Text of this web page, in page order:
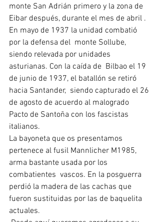
monte San Adrián primero y la zona de
Eibar después, durante el mes de abril .
En mayo de 1937 la unidad combatió
por la defensa del  monte Sollube,
siendo relevada por unidades
asturianas. Con la caída de  Bilbao el 19
de junio de 1937, el batallón se retiró
hacia Santander,  siendo capturado el 26
de agosto de acuerdo al malogrado
Pacto de Santoña con los fascistas
italianos.
La bayoneta que os presentamos
pertenece al fusil Mannlicher M1985,
arma bastante usada por los
combatientes  vascos. En la posguerra
perdió la madera de las cachas que
fueron sustituidas por las de baquelita
actuales.